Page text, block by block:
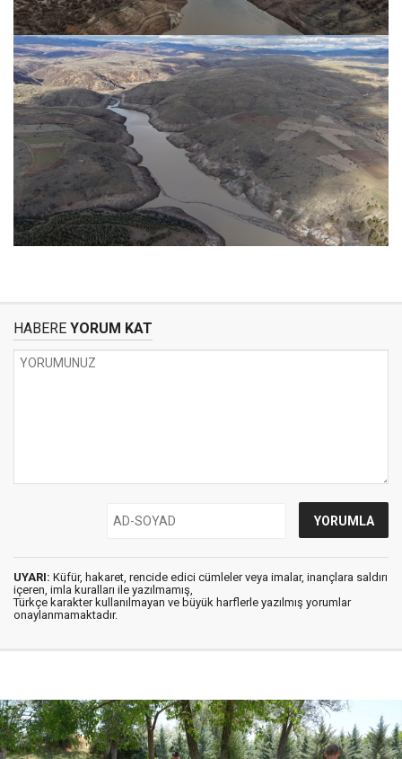
HABERE YORUM KAT
UYARI: Küfür, hakaret, rencide edici cümleler veya imalar, inançlara saldırı
içeren, imla kuralları ile yazılmamış,
Türkçe karakter kullanılmayan ve büyük harflerle yazılmış yorumlar
onaylanmamaktadır.